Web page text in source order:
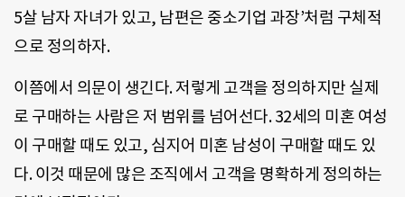
5살 남자 자녀가 있고, 남편은 중소기업 과장’처럼 구체적
으로 정의하자.
이쯤에서 의문이 생긴다. 저렇게 고객을 정의하지만 실제
로 구매하는 사람은 저 범위를 넘어선다. 32세의 미혼 여성
이 구매할 때도 있고, 심지어 미혼 남성이 구매할 때도 있
다. 이것 때문에 많은 조직에서 고객을 명확하게 정의하는